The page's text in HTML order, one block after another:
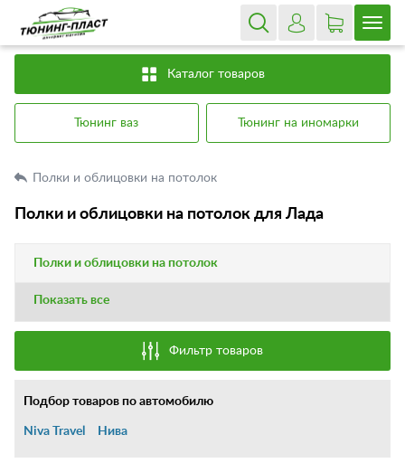
Каталог товаров
Тюнинг ваз Тюнинг на иномарки
Полки и облицовки на потолок
Полки и облицовки на потолок для Лада
Полки и облицовки на потолок
Показать все
Фильтр товаров
Подбор товаров по автомобилю
Niva Travel Нива